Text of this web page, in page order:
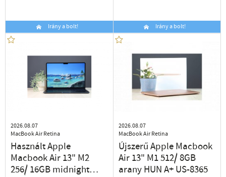
Irány a bolt! Irány a bolt!
2026.08.07
MacBook Air Retina
Használt Apple
Macbook Air 13" M2
256/ 16GB midnight
2026.08.07
MacBook Air Retina
Újszerű Apple Macbook
Air 13" M1 512/ 8GB
arany HUN A+ US-8365